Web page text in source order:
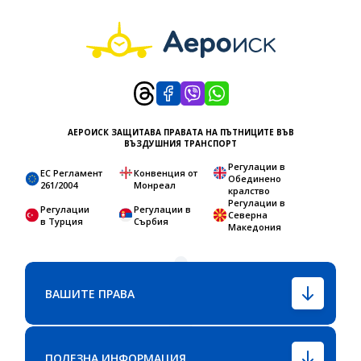
АЕРОИСК ЗАЩИТАВА ПРАВАТА НА ПЪТНИЦИТЕ ВЪВ
ВЪЗДУШНИЯ ТРАНСПОРТ
ЕС Регламент
261/2004
Конвенция от
Монреал
Регулации в
Обединено
кралство
Регулации
в Турция
Регулации в
Сърбия
Регулации в
Северна
Македония
ВАШИТЕ ПРАВА